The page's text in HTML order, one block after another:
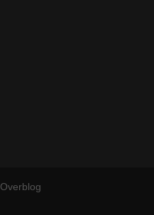
Overblog